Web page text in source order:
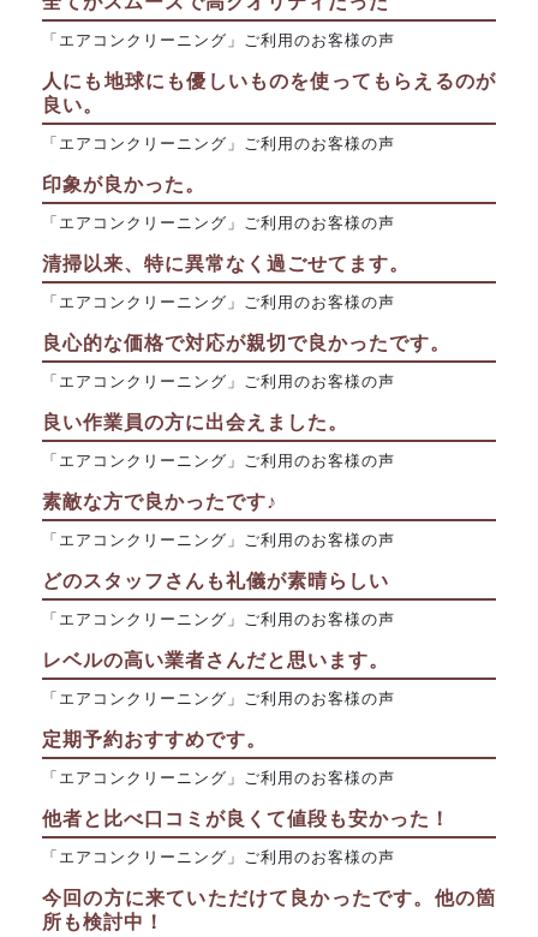
「エアコンクリーニング」ご利用のお客様の声
人にも地球にも優しいものを使ってもらえるのが
良い。
「エアコンクリーニング」ご利用のお客様の声
印象が良かった。
「エアコンクリーニング」ご利用のお客様の声
清掃以来、特に異常なく過ごせてます。
「エアコンクリーニング」ご利用のお客様の声
良心的な価格で対応が親切で良かったです。
「エアコンクリーニング」ご利用のお客様の声
良い作業員の方に出会えました。
「エアコンクリーニング」ご利用のお客様の声
素敵な方で良かったです♪
「エアコンクリーニング」ご利用のお客様の声
どのスタッフさんも礼儀が素晴らしい
「エアコンクリーニング」ご利用のお客様の声
レベルの高い業者さんだと思います。
「エアコンクリーニング」ご利用のお客様の声
定期予約おすすめです。
「エアコンクリーニング」ご利用のお客様の声
他者と比べ口コミが良くて値段も安かった！
「エアコンクリーニング」ご利用のお客様の声
今回の方に来ていただけて良かったです。他の箇
所も検討中！